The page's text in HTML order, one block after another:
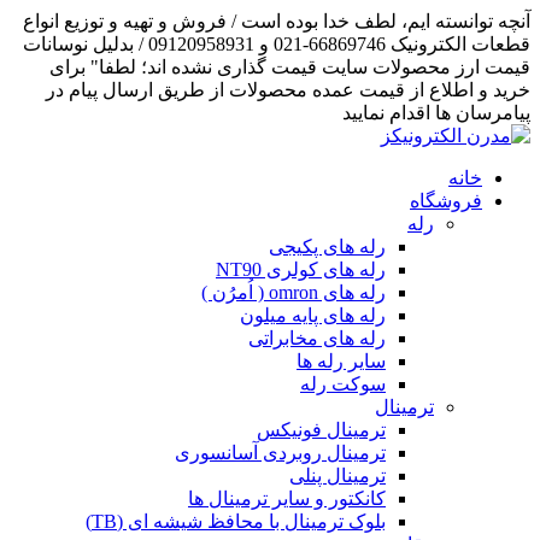
آنچه توانسته ایم، لطف خدا بوده است / فروش و تهیه و توزیع انواع
قطعات الکترونیک 66869746-021 و 09120958931 / بدلیل نوسانات
قیمت ارز محصولات سایت قیمت گذاری نشده اند؛ لطفا" برای
خرید و اطلاع از قیمت عمده محصولات از طریق ارسال پیام در
پیامرسان ها اقدام نمایید
خانه
فروشگاه
رله
رله های پکیجی
رله های کولری NT90
رله های omron ( اُمرُن )
رله های پایه میلون
رله های مخابراتی
سایر رله ها
سوکت رله
ترمینال
ترمینال فونیکس
ترمینال روبردی آسانسوری
ترمینال پنلی
کانکتور و سایر ترمینال ها
بلوک ترمینال با محافظ شیشه ای (TB)